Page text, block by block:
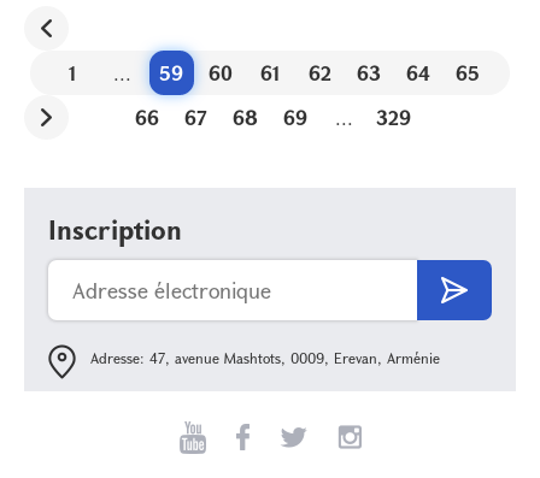
1 ... 59 60 61 62 63 64
65
66
67 68 69 ... 329
Inscription
Adresse: 47, avenue Mashtots, 0009, Erevan, Arménie